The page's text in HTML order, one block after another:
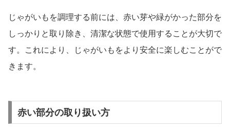
じゃがいもを調理する前には、赤い芽や緑がかった部分を
しっかりと取り除き、清潔な状態で使用することが大切で
す。これにより、じゃがいもをより安全に楽しむことがで
きます。
赤い部分の取り扱い方